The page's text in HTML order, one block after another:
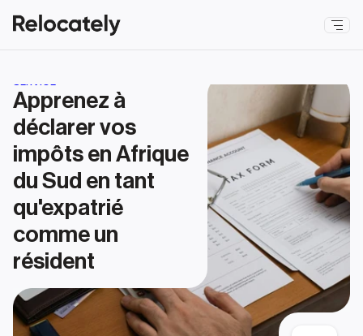
Apprenez à
déclarer vos
impôts en Afrique
du Sud en tant
qu'expatrié
comme un
résident